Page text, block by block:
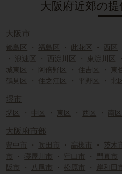
大阪府近郊の
大阪市
都島区 ・ 福島区 ・ 此花区 ・ 西区
・ 浪速区 ・ 西淀川区 ・ 東淀川区
城東区
・ 阿倍野区 ・ 住吉区 ・ 東
鶴見区
・ 住之江区 ・ 平野区 ・ 北
堺市
堺区 ・ 中区 ・ 東区 ・ 西区 ・ 南区
大阪府市部
豊中市 ・ 吹田市 ・ 高槻市 ・ 茨木市
・ 寝屋川市 ・ 守口市 ・ 門真市
阪市
・ 八尾市 ・ 松原市 ・ 岸和田市